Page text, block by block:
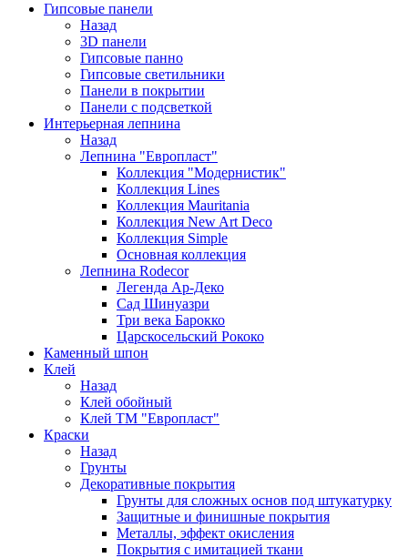
Гипсовые панели
Назад
3D панели
Гипсовые панно
Гипсовые светильники
Панели в покрытии
Панели с подсветкой
Интерьерная лепнина
Назад
Лепнина "Европласт"
Коллекция "Модернистик"
Коллекция Lines
Коллекция Mauritania
Коллекция New Art Deco
Коллекция Simple
Основная коллекция
Лепнина Rodecor
Легенда Ар-Деко
Сад Шинуазри
Три века Барокко
Царскосельский Рококо
Каменный шпон
Клей
Назад
Клей обойный
Клей ТМ "Европласт"
Краски
Назад
Грунты
Декоративные покрытия
Грунты для сложных основ под штукатурку
Защитные и финишные покрытия
Металлы, эффект окисления
Покрытия с имитацией ткани